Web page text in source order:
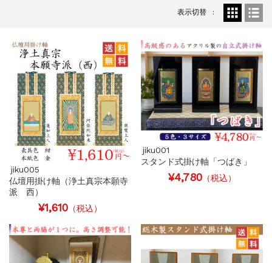
表示切替
jiku005
仏壇用掛け軸（浄土真宗本願寺
派 西）
¥1,610（税込）
jiku001
スタンド式掛け軸「つばき」
¥4,780（税込）